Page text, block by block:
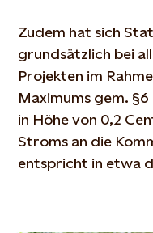
Zudem hat sich
grundsätzlich bei
Projekten im
Maximums gem.
in Höhe von 0,2
Stroms an die
entspricht in etwa